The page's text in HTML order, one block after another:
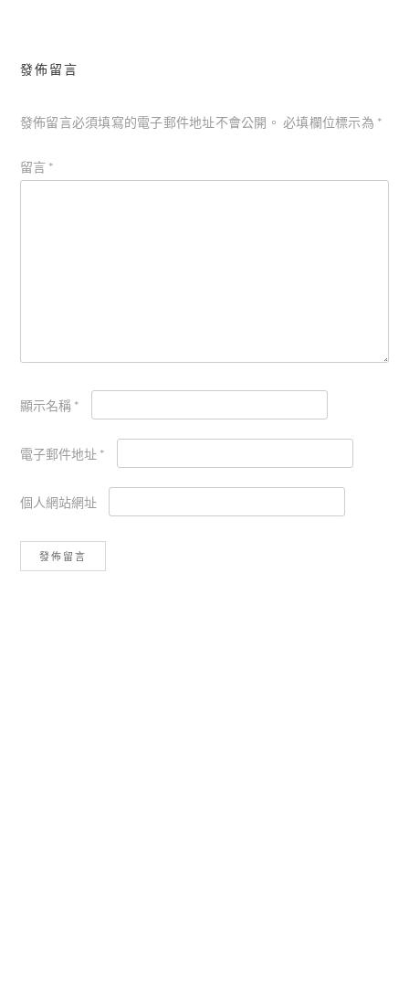
發佈留言
發佈留言必須填寫的電子郵件地址不會公開。 必填欄位標示為 *
留言 *
顯示名稱 *
電子郵件地址 *
個人網站網址